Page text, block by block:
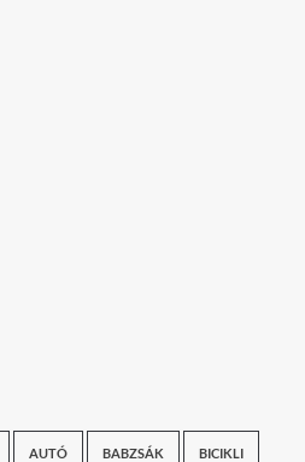
AUTÓ BABZSÁK BICIKLI